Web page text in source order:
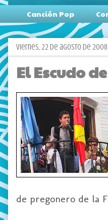
Canción Pop
viernes, 22 de agosto de 2008
El Escudo
de pregonero de la